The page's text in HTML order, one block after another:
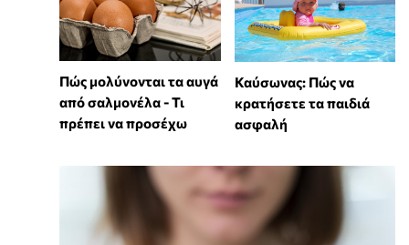
Πώς μολύνονται τα αυγά
από σαλμονέλα - Τι
πρέπει να προσέχω
Καύσωνας: Πώς να
κρατήσετε τα παιδιά
ασφαλή